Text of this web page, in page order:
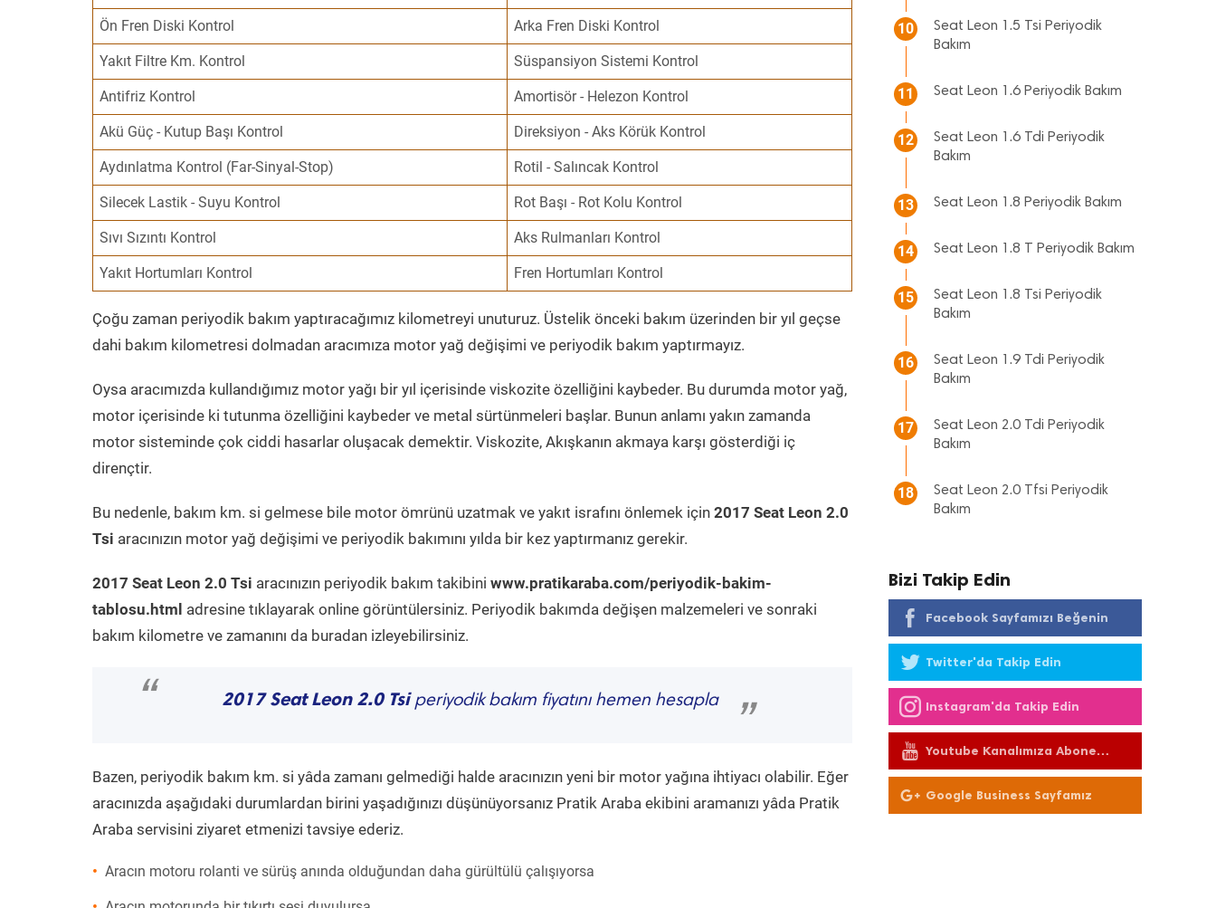
Ön Fren Diski Kontrol Arka Fren Diski Kontrol
Yakıt Filtre Km. Kontrol Süspansiyon Sistemi Kontrol
Antifriz Kontrol Amortisör - Helezon Kontrol
Akü Güç - Kutup Başı Kontrol Direksiyon - Aks Körük Kontrol
Aydınlatma Kontrol (Far-Sinyal-Stop) Rotil - Salıncak Kontrol
Silecek Lastik - Suyu Kontrol Rot Başı - Rot Kolu Kontrol
Sıvı Sızıntı Kontrol Aks Rulmanları Kontrol
Yakıt Hortumları Kontrol Fren Hortumları Kontrol
Çoğu zaman periyodik bakım yaptıracağımız kilometreyi unuturuz. Üstelik önceki bakım üzerinden bir yıl geçse
dahi bakım kilometresi dolmadan aracımıza motor yağ değişimi ve periyodik bakım yaptırmayız.
Oysa aracımızda kullandığımız motor yağı bir yıl içerisinde viskozite özelliğini kaybeder. Bu durumda motor yağ,
motor içerisinde ki tutunma özelliğini kaybeder ve metal sürtünmeleri başlar. Bunun anlamı yakın zamanda
motor sisteminde çok ciddi hasarlar oluşacak demektir. Viskozite, Akışkanın akmaya karşı gösterdiği iç
dirençtir.
Bu nedenle, bakım km. si gelmese bile motor ömrünü uzatmak ve yakıt israfını önlemek için 2017 Seat Leon 2.0
Tsi aracınızın motor yağ değişimi ve periyodik bakımını yılda bir kez yaptırmanız gerekir.
2017 Seat Leon 2.0 Tsi aracınızın periyodik bakım takibini www.pratikaraba.com/periyodik-bakim-
tablosu.html adresine tıklayarak online görüntülersiniz. Periyodik bakımda değişen malzemeleri ve sonraki
bakım kilometre ve zamanını da buradan izleyebilirsiniz.
“ 2017 Seat Leon 2.0 Tsiperiyodik bakım fiyatını hemen hesapla
”
Bazen, periyodik bakım km. si yâda zamanı gelmediği halde aracınızın yeni bir motor yağına ihtiyacı olabilir. Eğer
aracınızda aşağıdaki durumlardan birini yaşadığınızı düşünüyorsanız Pratik Araba ekibini aramanızı yâda Pratik
Araba servisini ziyaret etmenizi tavsiye ederiz.
Aracın motoru rolanti ve sürüş anında olduğundan daha gürültülü çalışıyorsa
10
Seat Leon 1.5 Tsi Periyodik
Bakım
11 Seat Leon 1.6 Periyodik Bakım
12
Seat Leon 1.6 Tdi Periyodik
Bakım
13 Seat Leon 1.8 Periyodik Bakım
14 Seat Leon 1.8 T Periyodik Bakım
15
Seat Leon 1.8 Tsi Periyodik
Bakım
16
Seat Leon 1.9 Tdi Periyodik
Bakım
17
Seat Leon 2.0 Tdi Periyodik
Bakım
18
Seat Leon 2.0 Tfsi Periyodik
Bakım
Bizi Takip Edin
Facebook Sayfamızı Beğenin
Twitter'da Takip Edin
Instagram'da Takip Edin
Youtube Kanalımıza Abone
Olun
Google Business Sayfamız